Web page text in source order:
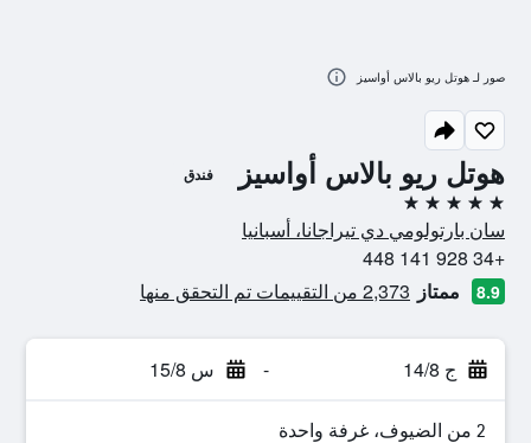
هوتل ريو بالاس أواسيز فندق
5 نجوم
سان بارتولومي دي تيراجانا، أسبانيا
+34 928 141 448
8.9 ممتاز 2,373 من التقييمات تم التحقق منها
ج 14/8 - س 15/8
2 من الضيوف، غرفة واحدة
صور لـ هوتل ريو بالاس أواسيز